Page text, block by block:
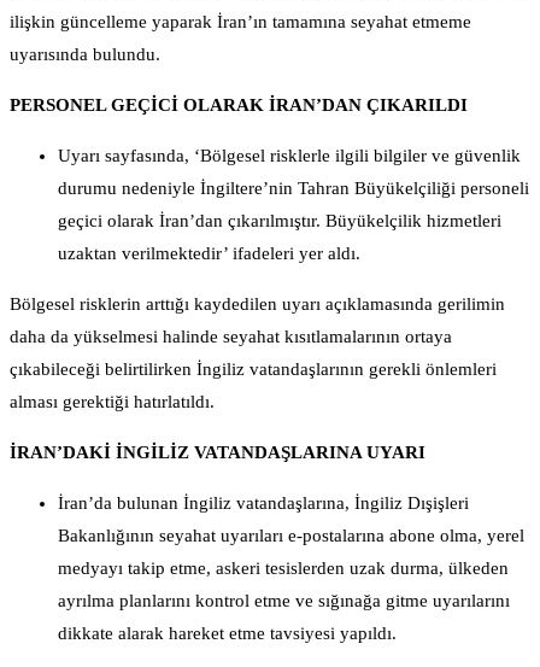
ilişkin güncelleme yaparak İran’ın tamamına seyahat etmeme
uyarısında bulundu.
PERSONEL GEÇİCİ OLARAK İRAN’DAN ÇIKARILDI
Uyarı sayfasında, ‘Bölgesel risklerle ilgili bilgiler ve güvenlik
durumu nedeniyle İngiltere’nin Tahran Büyükelçiliği personeli
geçici olarak İran’dan çıkarılmıştır. Büyükelçilik hizmetleri
uzaktan verilmektedir’ ifadeleri yer aldı.
Bölgesel risklerin arttığı kaydedilen uyarı açıklamasında gerilimin
daha da yükselmesi halinde seyahat kısıtlamalarının ortaya
çıkabileceği belirtilirken İngiliz vatandaşlarının gerekli önlemleri
alması gerektiği hatırlatıldı.
İRAN’DAKİ İNGİLİZ VATANDAŞLARINA UYARI
İran’da bulunan İngiliz vatandaşlarına, İngiliz Dışişleri
Bakanlığının seyahat uyarıları e-postalarına abone olma, yerel
medyayı takip etme, askeri tesislerden uzak durma, ülkeden
ayrılma planlarını kontrol etme ve sığınağa gitme uyarılarını
dikkate alarak hareket etme tavsiyesi yapıldı.